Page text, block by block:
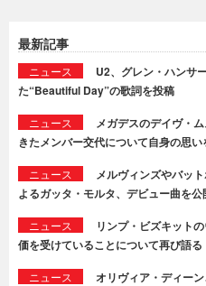
最新記事
ニュース
U2、グレン・ハンサ
た“Beautiful Day”の歌詞を投稿
ニュース
メガデスのデイヴ・
きたメンバー交代について自身の思
ニュース
メルヴィンズやバッ
よるガッタ・モルタ、デビュー曲を公
ニュース
リンプ・ビズキット
価を受けていることについて再び語る
ニュース
オリヴィア・ディー